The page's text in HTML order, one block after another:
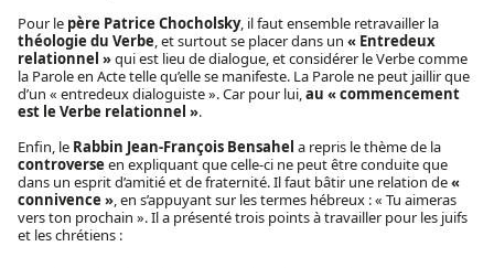
Pour le père Patrice Chocholsky, il faut ensemble retravailler la
théologie du Verbe, et surtout se placer dans un « Entredeux
relationnel »qui est lieu de dialogue, et considérer le Verbe comme
la Parole en Acte telle qu’elle se manifeste. La Parole ne peut jaillir que
d’un « entredeux dialoguiste ». Car pour lui,au « commencement
est le Verbe relationnel ».
Enfin, le Rabbin Jean-François Bensahel a repris le thème de la
controverse en expliquant que celle-ci ne peut être conduite que
dans un esprit d’amitié et de fraternité. Il faut bâtir une relation de«
connivence », en s’appuyant sur les termes hébreux : « Tu aimeras
vers ton prochain ». Il a présenté trois points à travailler pour les juifs
et les chrétiens :